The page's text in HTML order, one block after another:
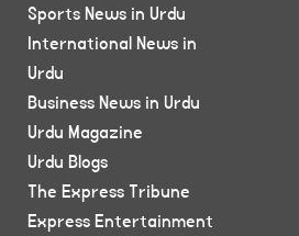
Sports News in Urdu
International News in
Urdu
Business News in Urdu
Urdu Magazine
Urdu Blogs
The Express Tribune
Express Entertainment